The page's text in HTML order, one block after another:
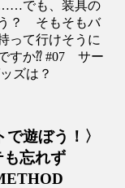
でも、装具の
？ そもそもバ
って行けそうに
すか⁇ #07 サー
ズは？
遊ぼう！〉
も忘れず